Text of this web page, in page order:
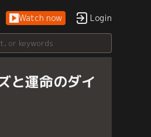
Watch now Login
と運命のダイ